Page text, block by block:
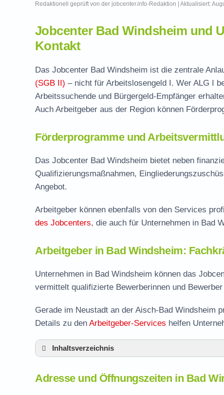
Redaktionell geprüft von der jobcenter.info-Redaktion | Aktualisiert:
Jobcenter Bad Windsheim und
Kontakt
Das Jobcenter Bad Windsheim ist die zentrale
(SGB II) – nicht für Arbeitslosengeld I. Wer ALG I
Arbeitssuchende und Bürgergeld-Empfänger
Auch Arbeitgeber aus der Region können
Förderprogramme und
Das Jobcenter Bad Windsheim bietet neben
Qualifizierungsmaßnahmen,
Angebot.
Arbeitgeber können ebenfalls von den Services
des Jobcenters, die auch für Unternehmen in Bad
Arbeitgeber in Bad Windsheim:
Unternehmen in Bad Windsheim können das
vermittelt qualifizierte Bewerberinnen und
Gerade im Neustadt an der Aisch-Bad Windsheim
Details zu den Arbeitgeber-Services helfen
Inhaltsverzeichnis
Leistungen der Arbeitsvermittlung in Bad
Adresse und Öffnungszeiten in Bad